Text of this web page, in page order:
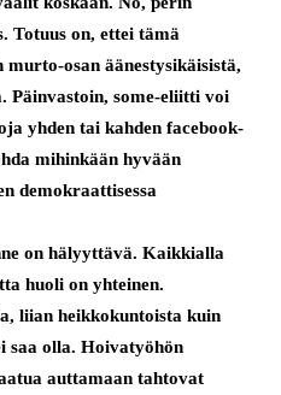
Totuus on, ettei tämä
osan äänestysikäisistä,
Päinvastoin, some-eliitti voi
yhden tai kahden facebook-
mihinkään hyvään
demokraattisessa
on hälyyttävä. Kaikkialla
huoli on yhteinen.
liian heikkokuntoista kuin
saa olla. Hoivatyöhön
auttamaan tahtovat